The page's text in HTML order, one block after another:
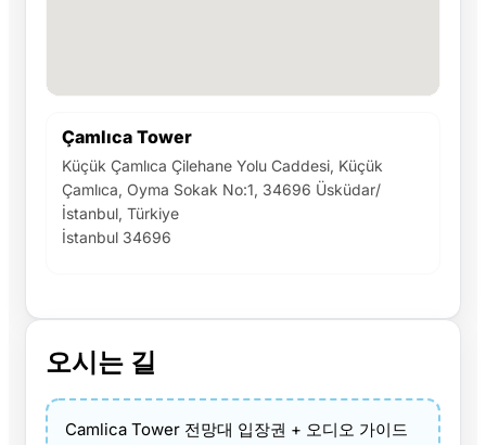
Çamlıca Tower
Küçük Çamlıca Çilehane Yolu Caddesi, Küçük
Çamlıca, Oyma Sokak No:1, 34696 Üsküdar/
İstanbul, Türkiye
İstanbul 34696
오시는 길
Camlica Tower 전망대 입장권 + 오디오 가이드